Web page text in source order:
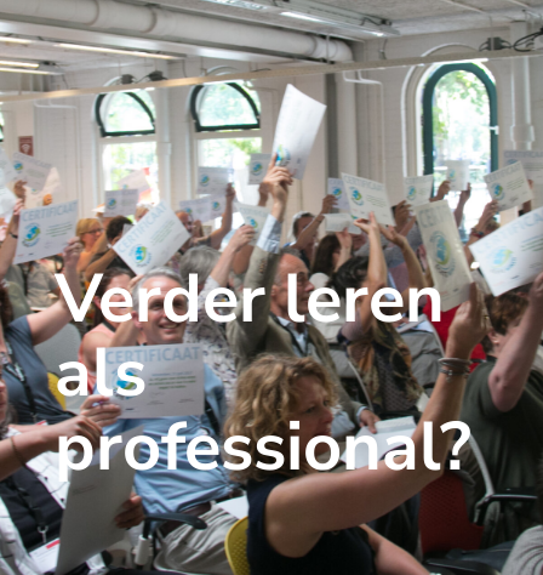
Verder leren
als
professional?